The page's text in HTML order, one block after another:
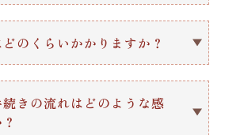
る介護度に関わらず何ら
する方
/特定疾患受給者証を保持
むのに支障のない方
。
での各種書類や手続き等の
す。
のくらいかかりますか？
管理費、リネン交換代があ
きの流れはどのような感